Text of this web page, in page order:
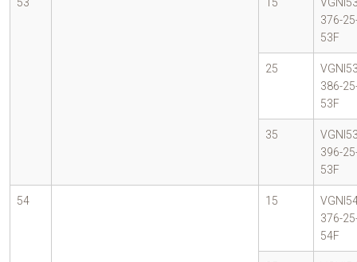
376-
53F
25
386-
53F
35
396-
53F
54 15
376-
54F